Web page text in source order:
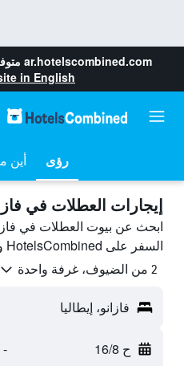
ar.hotelscombined.com
in English
رؤى أين
إيجارات العطلات في
ابحث عن بيوت العطلات في
السفر على HotelsCombined وقارن بينها ووفّر.
2 من الضيوف، غرفة واحدة
فازانو، إيطاليا
ح 16/8 -